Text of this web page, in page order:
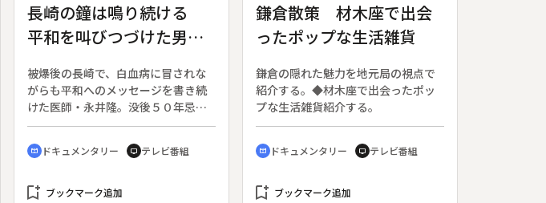
長崎の鐘は鳴り続ける
平和を叫びつづけた男
被爆後の長崎で、白血病に冒されな
がらも平和へのメッセージを書き続
けた医師・永井隆。没後５０年忌に
あたる２０００年、未発表の書簡や
原稿が相次いで見つかった。被爆
地・長崎の象徴とも言われる永井隆
つめ直す。
cinematic_blur ドキュメンタリー tv テレビ番組
bookmark_add ブックマーク追加
鎌倉散策 材木座で出会
ったポップな生活雑貨
鎌倉の隠れた魅力を地元局の視点で
紹介する。◆材木座で出会ったポッ
プな生活雑貨紹介する。
cinematic_blur ドキュメンタリー tv テレビ番組
bookmark_add ブックマーク追加